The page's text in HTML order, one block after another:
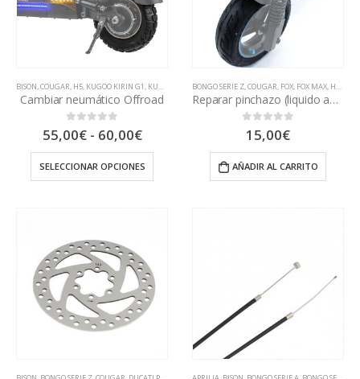
BISON,COUGAR, H5, KUGOO KIRIN G1, KUGOO KIRIN M4 ,RINO,SPEEDWAY, ROCKWAY Y CROSSOVER
Cambiar neumático Offroad
0 out of 5
55,00€ - 60,00€Rango
precios:
desde
55,00€
SELECCIONAR OPCIONES
BONGO SERIE Z,COUGAR, FOX, FOX MAX, H5 ,
Reparar pinchazo (liquido antipinchazos)
out of 5
15,00€
AÑADIR AL CARRITO